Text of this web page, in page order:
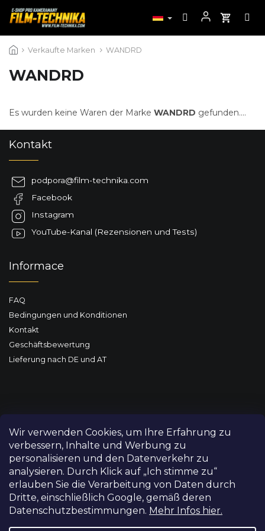
Wir verwenden Cookies, um Ihre Erfahrung zu
verbessern, Inhalte und Werbung zu
personalisieren und den Datenverkehr zu
analysieren. Durch Klick auf „Ich stimme zu“
erlauben Sie die Verarbeitung von Daten durch
Dritte, einschließlich Google, gemäß deren
Datenschutzbestimmungen. Mehr Infos hier.
Inhalt Verkaufte Marken WANDRD
WANDRD
Es wurden keine Waren der Marke WANDRD gefunden....
Kontakt
podpora@film-technika.com
Facebook
Instagram
YouTube-Kanal (Rezensionen und Tests)
Informace
FAQ
Bedingungen und Konditionen
Kontakt
Geschäftsbewertung
Lieferung nach DE und AT
Copyright 2026FILM-TECHNIKA. Alle Rechte vorbehalten.